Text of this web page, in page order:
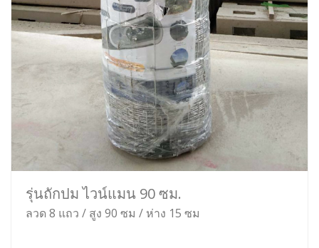
รุ่นถักปม ไวน์แมน 90 ซม.
ลวด 8 แถว / สูง 90 ซม / ห่าง 15 ซม